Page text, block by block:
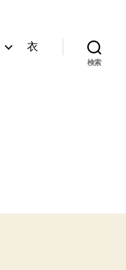
衣
検索